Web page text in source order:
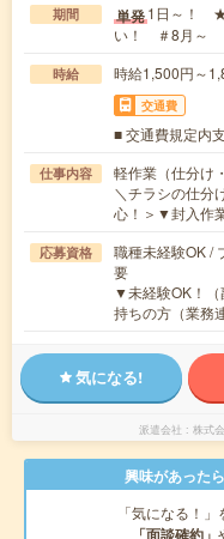
期間 単発1日～！ ★
い！ ＃8月～
時給 時給1,500円～
交通費
■ 交通費規定内
仕事内容
軽作業（仕分け
＼チラシの仕分
心！＞▼封入作
応募資格
職種未経験OK /
要
▼未経験OK！
持ちの方（業務
気になる!
派遣会社 株式
興味があった
「気になる！
「面談確約」